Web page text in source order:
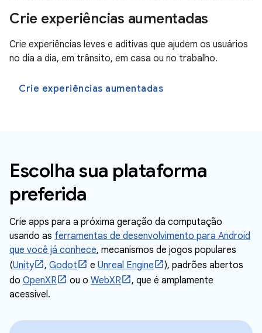
Crie experiências aumentadas
Crie experiências leves e aditivas que ajudem os usuários
no dia a dia, em trânsito, em casa ou no trabalho.
Crie experiências aumentadas
Escolha sua plataforma
preferida
Crie apps para a próxima geração da computação
usando as ferramentas de desenvolvimento para Android
que você já conhece, mecanismos de jogos populares
(Unity , Godot e Unreal Engine
), padrões abertos
do OpenXR ou o WebXR
, que é amplamente
acessível.